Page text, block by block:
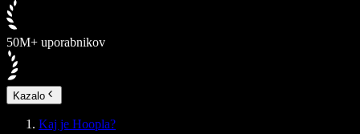
50M+ uporabnikov
Kazalo
Kaj je Hoopla?